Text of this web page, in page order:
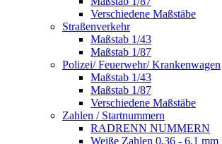
Verschiedene Maßstäbe
Straßenverkehr
Maßstab 1/43
Maßstab 1/87
Polizei/ Feuerwehr/ Krankenwagen
Maßstab 1/43
Maßstab 1/87
Verschiedene Maßstäbe
Zahlen / Startnummern
RADRENN NUMMERN
Weiße Zahlen 0,36 - 6,1